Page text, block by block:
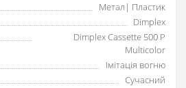
Метал| Пластик
Dimplex
Dimplex Cassette 500 P
Multicolor
Імітація вогню
Сучасний